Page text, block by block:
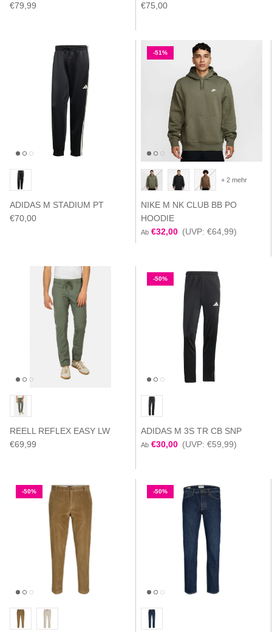
€79,99
€75,00
ADIDAS M STADIUM PT
€70,00
-51%
NIKE M NK CLUB BB PO
HOODIE
Ab €32,00 (UVP: €64,99)
+ 2 mehr
REELL REFLEX EASY LW
€69,99
-50%
ADIDAS M 3S TR CB SNP
Ab €30,00 (UVP: €59,99)
-50% -50%